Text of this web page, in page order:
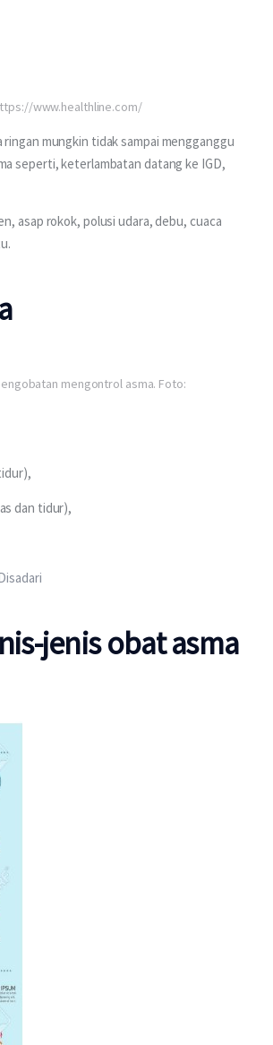
www.healthline.com/
mungkin tidak sampai mengganggu
seperti, keterlambatan datang ke IGD,
asap rokok, polusi udara, debu, cuaca
mengontrol asma. Foto:
dan tidur),
jenis obat asma